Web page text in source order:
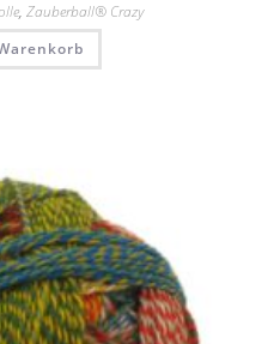
, Zauberball® Crazy